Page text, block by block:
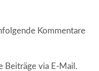
Kommentare
Beiträge via E-Mail.